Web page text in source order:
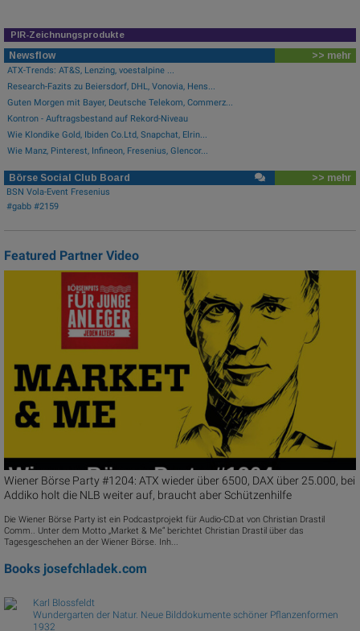
PIR-Zeichnungsprodukte
Newsflow >> mehr
ATX-Trends: AT&S, Lenzing, voestalpine ...
Research-Fazits zu Beiersdorf, DHL, Vonovia, Hens...
Guten Morgen mit Bayer, Deutsche Telekom, Commerz...
Kontron - Auftragsbestand auf Rekord-Niveau
Wie Klondike Gold, Ibiden Co.Ltd, Snapchat, Elrin...
Wie Manz, Pinterest, Infineon, Fresenius, Glencor...
Börse Social Club Board >> mehr
BSN Vola-Event Fresenius
#gabb #2159
Featured Partner Video
Wiener Börse Party #1204: ATX wieder über 6500, DAX über 25.000, bei
Addiko holt die NLB weiter auf, braucht aber Schützenhilfe
Die Wiener Börse Party ist ein Podcastprojekt für Audio-CD.at von Christian Drastil
Comm.. Unter dem Motto „Market & Me“ berichtet Christian Drastil über das
Tagesgeschehen an der Wiener Börse. Inh...
Books josefchladek.com
Karl Blossfeldt
Wundergarten der Natur. Neue Bilddokumente schöner Pflanzenformen
1932